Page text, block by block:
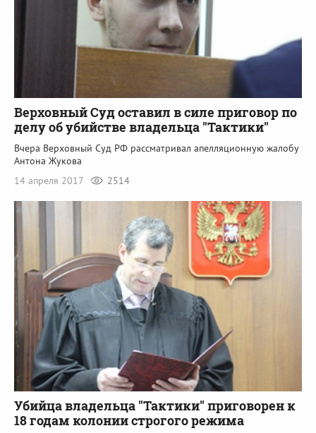
Верховный Суд оставил в силе приговор по
делу об убийстве владельца "Тактики"
Вчера Верховный Суд РФ рассматривал апелляционную жалобу
Антона Жукова
14 апреля 2017
2514
Убийца владельца "Тактики" приговорен к
18 годам колонии строгого режима